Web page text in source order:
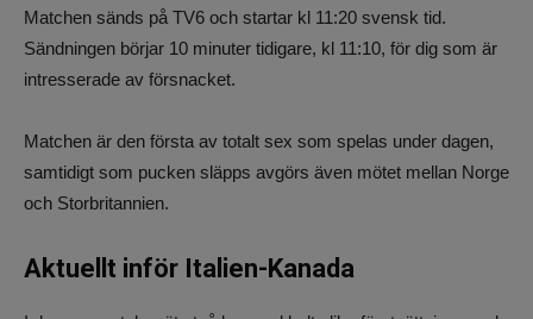
Matchen sänds på TV6 och startar kl 11:20 svensk tid.
Sändningen börjar 10 minuter tidigare, kl 11:10, för dig som är
intresserade av försnacket.
Matchen är den första av totalt sex som spelas under dagen,
samtidigt som pucken släpps avgörs även mötet mellan Norge
och Storbritannien.
Aktuellt inför Italien-Kanada